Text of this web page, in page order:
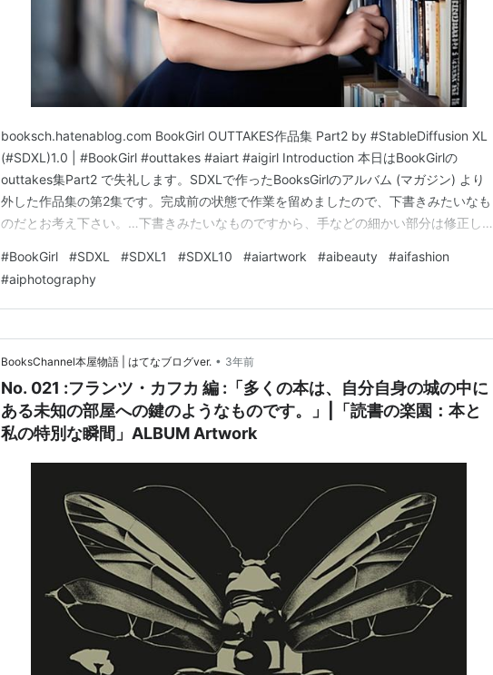
booksch.hatenablog.com BookGirl OUTTAKES作品集 Part2 by #StableDiffusion XL
(#SDXL)1.0 | #BookGirl #outtakes #aiart #aigirl Introduction 本日はBookGirlの
outtakes集Part2 で失礼します。SDXLで作ったBooksGirlのアルバム (マガジン) より
外した作品集の第2集です。完成前の状態で作業を留めましたので、下書きみたいなも
のだとお考え下さい。…下書きみたいなものですから、手などの細かい部分は修正して
#BookGirl #SDXL #SDXL1 #SDXL10 #aiartwork #aibeauty #aifashion
#aiphotography
BooksChannel本屋物語 | はてなブログver. • 3年前
No. 021 :フランツ・カフカ 編 :「多くの本は、自分自身の城の中に
ある未知の部屋への鍵のようなものです。」|「読書の楽園：本と
私の特別な瞬間」ALBUM Artwork